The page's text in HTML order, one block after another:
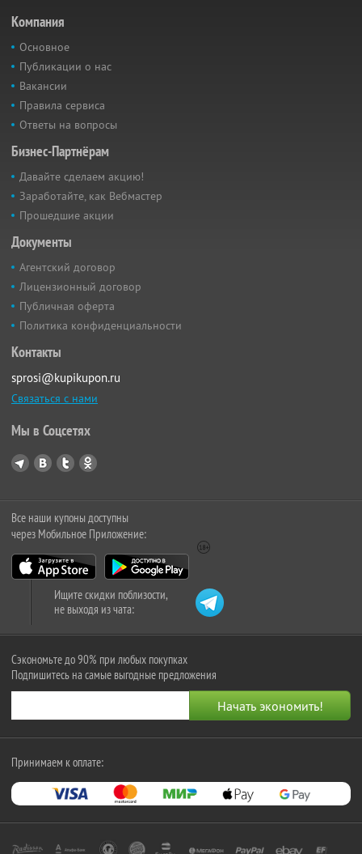
Компания
Основное
Публикации о нас
Вакансии
Правила сервиса
Ответы на вопросы
Бизнес-Партнёрам
Давайте сделаем акцию!
Заработайте, как Вебмастер
Прошедшие акции
Документы
Агентский договор
Лицензионный договор
Публичная оферта
Политика конфиденциальности
Контакты
sprosi@kupikupon.ru
Связаться с нами
Мы в Соцсетях
Все наши купоны доступны
через Мобильное Приложение:
Ищите скидки поблизости,
не выходя из чата:
Сэкономьте до 90% при любых покупках
Подпишитесь на самые выгодные предложения
Принимаем к оплате: